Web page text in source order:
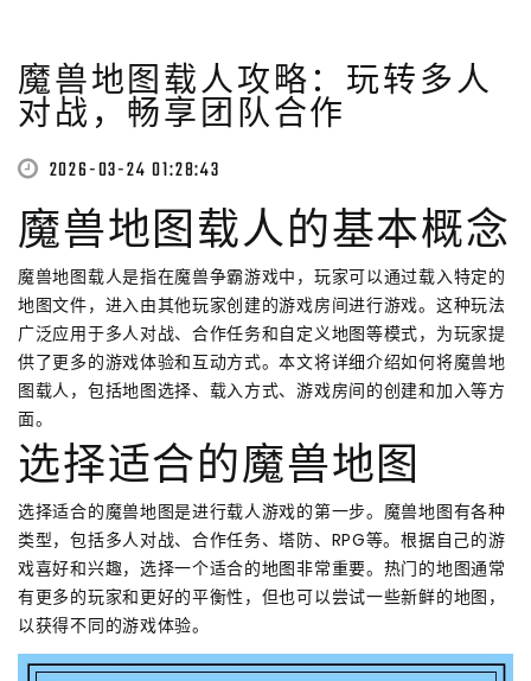
魔兽地图载人攻略：玩转多人
对战，畅享团队合作
2026-03-24 01:28:43
魔兽地图载人的基本概念
魔兽地图载人是指在魔兽争霸游戏中，玩家可以通过载入特定的
地图文件，进入由其他玩家创建的游戏房间进行游戏。这种玩法
广泛应用于多人对战、合作任务和自定义地图等模式，为玩家提
供了更多的游戏体验和互动方式。本文将详细介绍如何将魔兽地
图载人，包括地图选择、载入方式、游戏房间的创建和加入等方
面。
选择适合的魔兽地图
选择适合的魔兽地图是进行载人游戏的第一步。魔兽地图有各种
类型，包括多人对战、合作任务、塔防、RPG等。根据自己的游
戏喜好和兴趣，选择一个适合的地图非常重要。热门的地图通常
有更多的玩家和更好的平衡性，但也可以尝试一些新鲜的地图，
以获得不同的游戏体验。